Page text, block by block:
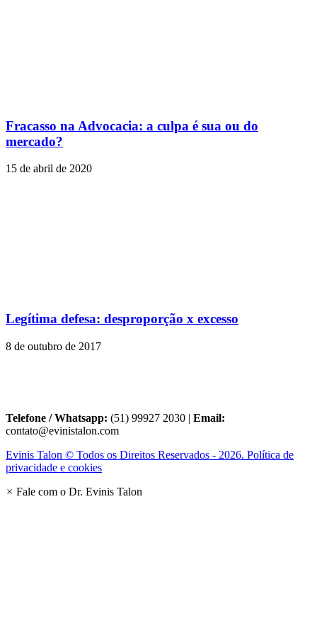
Fracasso na Advocacia: a culpa é sua ou do
mercado?
15 de abril de 2020
Legítima defesa: desproporção x excesso
8 de outubro de 2017
Telefone / Whatsapp: (51) 99927 2030 | Email:
contato@evinistalon.com
Evinis Talon © Todos os Direitos Reservados - 2026. Política de
privacidade e cookies
× Fale com o Dr. Evinis Talon